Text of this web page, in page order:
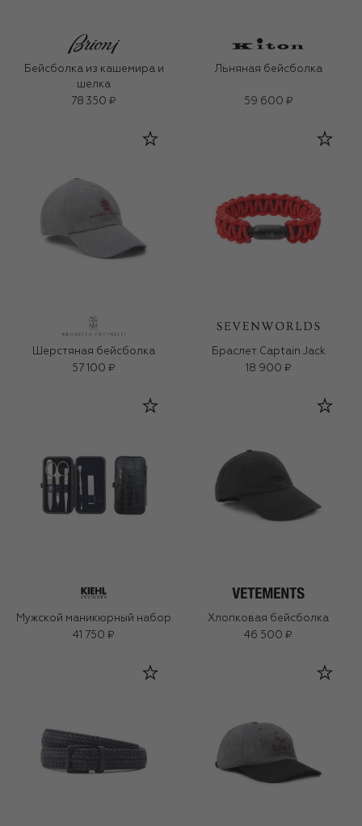
Бейсболка из кашемира и
шелка
78 350 ₽
Льняная бейсболка
59 600 ₽
Шерстяная бейсболка
57 100 ₽
Браслет Captain Jack
18 900 ₽
Мужской маникюрный набор
41 750 ₽
Хлопковая бейсболка
46 500 ₽